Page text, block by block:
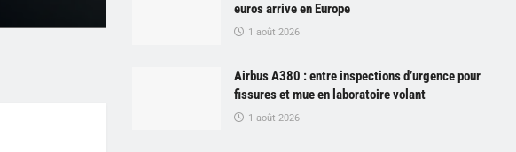
euros arrive en Europe
1 août 2026
Airbus A380 : entre inspections d’urgence pour
fissures et mue en laboratoire volant
1 août 2026